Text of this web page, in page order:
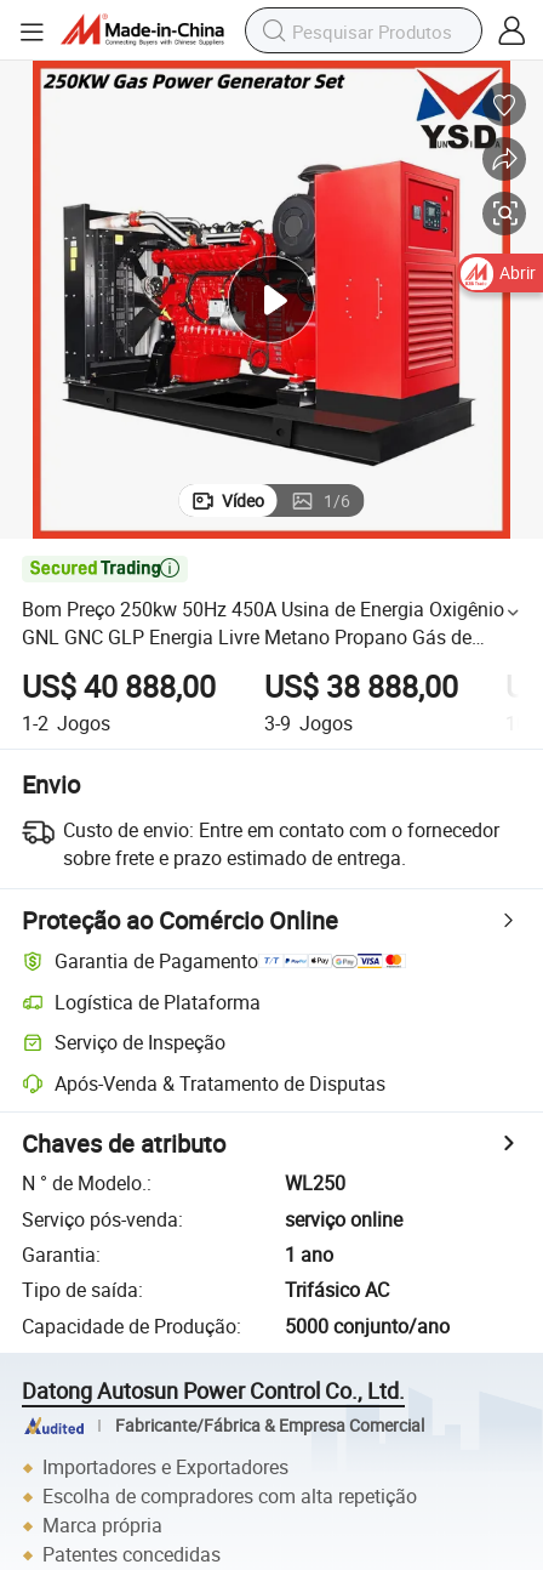
Vídeo 1/6

Bom Preço 250kw 50Hz 450A Usina de Energia Oxigênio
GNL GNC GLP Energia Livre Metano Propano Gás de
Síntese Gás Natural Gerador Biomassa Biogás Hidrogênio
Motor
US$ 40 888,00
1-2 Jogos
US$ 38 888,00
3-9 Jogos
Envio
Custo de envio: Entre em contato com o fornecedor
sobre frete e prazo estimado de entrega.
Proteção ao Comércio Online
Garantia de Pagamento
Logística de Plataforma
Serviço de Inspeção
Após-Venda & Tratamento de Disputas
Chaves de atributo
N ° de Modelo.:
WL250
Serviço pós-venda:
serviço online
Garantia:
1 ano
Tipo de saída:
Trifásico AC
Capacidade de Produção: 5000 conjunto/ano
Datong Autosun Power Control Co., Ltd.
Fabricante/Fábrica & Empresa Comercial
Importadores e Exportadores
Escolha de compradores com alta repetição
Marca própria
Patentes concedidas
Abrir